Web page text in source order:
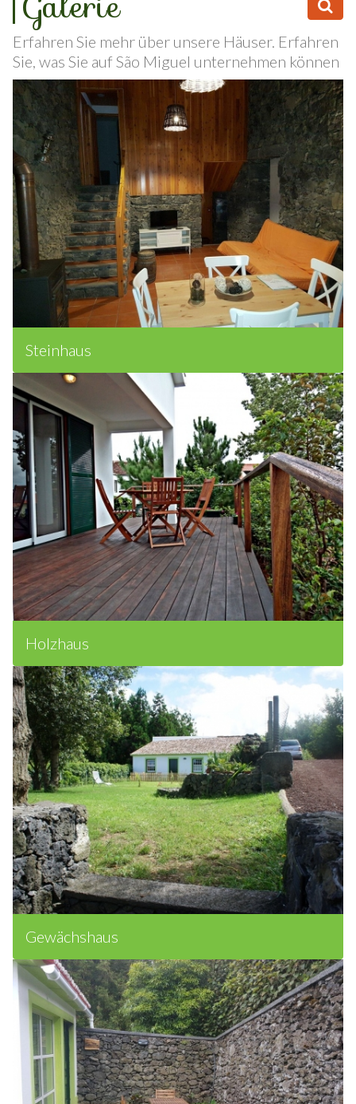
Galerie
Erfahren Sie mehr über unsere Häuser. Erfahren
Sie, was Sie auf São Miguel unternehmen können
Steinhaus
Holzhaus
Gewächshaus